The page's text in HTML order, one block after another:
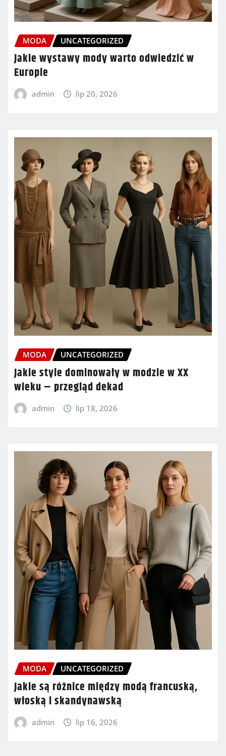
MODA UNCATEGORIZED
Jakie wystawy mody warto odwiedzić w
Europie
admin lip 20, 2026
MODA UNCATEGORIZED
Jakie style dominowały w modzie w XX
wieku – przegląd dekad
admin lip 18, 2026
MODA UNCATEGORIZED
Jakie są różnice między modą francuską,
włoską i skandynawską
admin lip 16, 2026